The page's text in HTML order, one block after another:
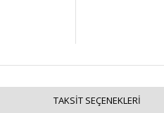
TAKSIT SEÇENEKLERI